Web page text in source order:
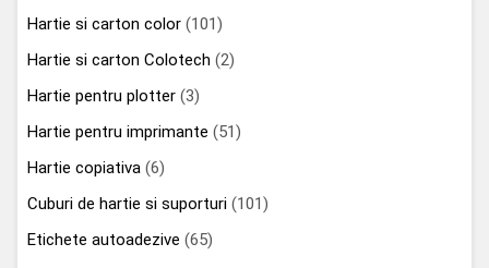
Hartie si carton color (101)
Hartie si carton Colotech (2)
Hartie pentru plotter (3)
Hartie pentru imprimante (51)
Hartie copiativa (6)
Cuburi de hartie si suporturi (101)
Etichete autoadezive (65)